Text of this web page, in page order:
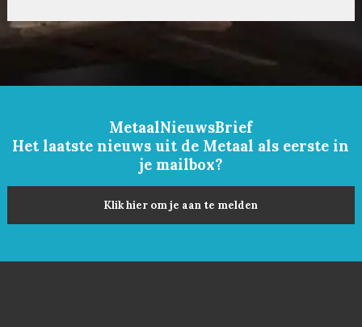
MetaalNieuwsBrief
Het laatste nieuws uit de Metaal als eerste in
je mailbox?
Klik hier om je aan te melden